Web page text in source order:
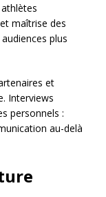
maîtrise des
plus
et
Interviews
personnels :
au-delà